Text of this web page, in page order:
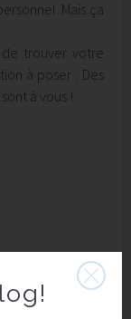
Mais ça
de trouver votre
à poser . Des
à vous !